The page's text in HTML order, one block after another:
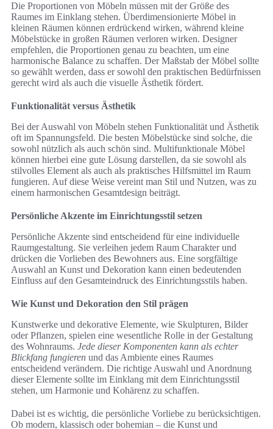
Die Proportionen von Möbeln müssen mit der Größe des
Raumes im Einklang stehen. Überdimensionierte Möbel in
kleinen Räumen können erdrückend wirken, während kleine
Möbelstücke in großen Räumen verloren wirken. Designer
empfehlen, die Proportionen genau zu beachten, um eine
harmonische Balance zu schaffen. Der Maßstab der Möbel sollte
so gewählt werden, dass er sowohl den praktischen Bedürfnissen
gerecht wird als auch die visuelle Ästhetik fördert.
Funktionalität versus Ästhetik
Bei der Auswahl von Möbeln stehen Funktionalität und Ästhetik
oft im Spannungsfeld. Die besten Möbelstücke sind solche, die
sowohl nützlich als auch schön sind. Multifunktionale Möbel
können hierbei eine gute Lösung darstellen, da sie sowohl als
stilvolles Element als auch als praktisches Hilfsmittel im Raum
fungieren. Auf diese Weise vereint man Stil und Nutzen, was zu
einem harmonischen Gesamtdesign beiträgt.
Persönliche Akzente im Einrichtungsstil setzen
Persönliche Akzente sind entscheidend für eine individuelle
Raumgestaltung. Sie verleihen jedem Raum Charakter und
drücken die Vorlieben des Bewohners aus. Eine sorgfältige
Auswahl an Kunst und Dekoration kann einen bedeutenden
Einfluss auf den Gesamteindruck des Einrichtungsstils haben.
Wie Kunst und Dekoration den Stil prägen
Kunstwerke und dekorative Elemente, wie Skulpturen, Bilder
oder Pflanzen, spielen eine wesentliche Rolle in der Gestaltung
des Wohnraums. Jede dieser Komponenten kann als echter
Blickfang fungieren und das Ambiente eines Raumes
entscheidend verändern. Die richtige Auswahl und Anordnung
dieser Elemente sollte im Einklang mit dem Einrichtungsstil
stehen, um Harmonie und Kohärenz zu schaffen.
Dabei ist es wichtig, die persönliche Vorliebe zu berücksichtigen.
Ob modern, klassisch oder bohemian – die Kunst und